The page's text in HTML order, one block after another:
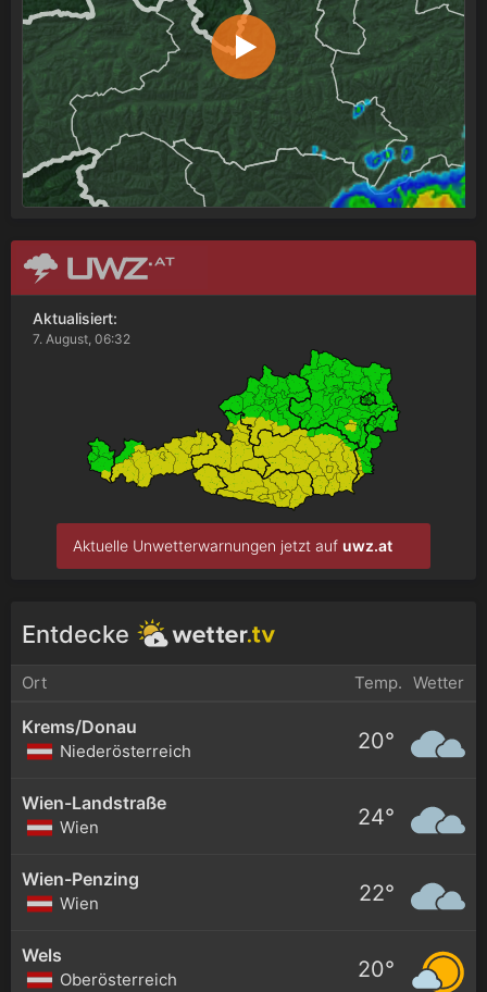
Aktualisiert:
7. August, 06:32
Aktuelle Unwetterwarnungen jetzt auf uwz.at
Entdecke
Ort Temp. Wetter
Krems/Donau
Niederösterreich 20°
Wien-Landstraße
Wien 24°
Wien-Penzing
Wien 22°
Wels
Oberösterreich 20°